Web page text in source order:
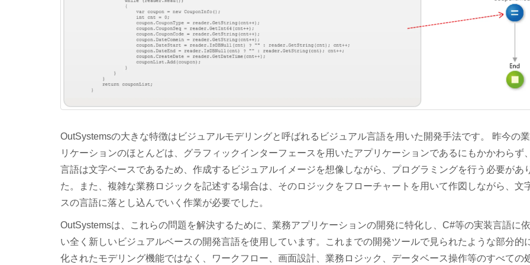
OutSystemsの大きな特徴はビジュアルモデリングと呼ばれるビジュアル言語を用いた開発手法です。 昨今の
リケーションのほとんどは、グラフィックインターフェースを用いたアプリケーションであるにもかかわらず
言語は文字ベースであるため、作成するビジュアルイメージを想像しながら、プログラミングを行う必要があ
た。また、複雑な業務ロジックを記述する場合は、そのロジックをフローチャートを用いて作図しながら、文
スの言語に落とし込んでいく作業が必要でした。
OutSystemsは、これらの問題を解決するために、業務アプリケーションの開発に特化し、C#等の実装言語に
い全く新しいビジュアルベースの開発言語を使用しています。これまでの開発ツールで見られたような部分的
化されたモデリング機能ではなく、ワークフロー、画面設計、業務ロジック、データベース操作等のすべての